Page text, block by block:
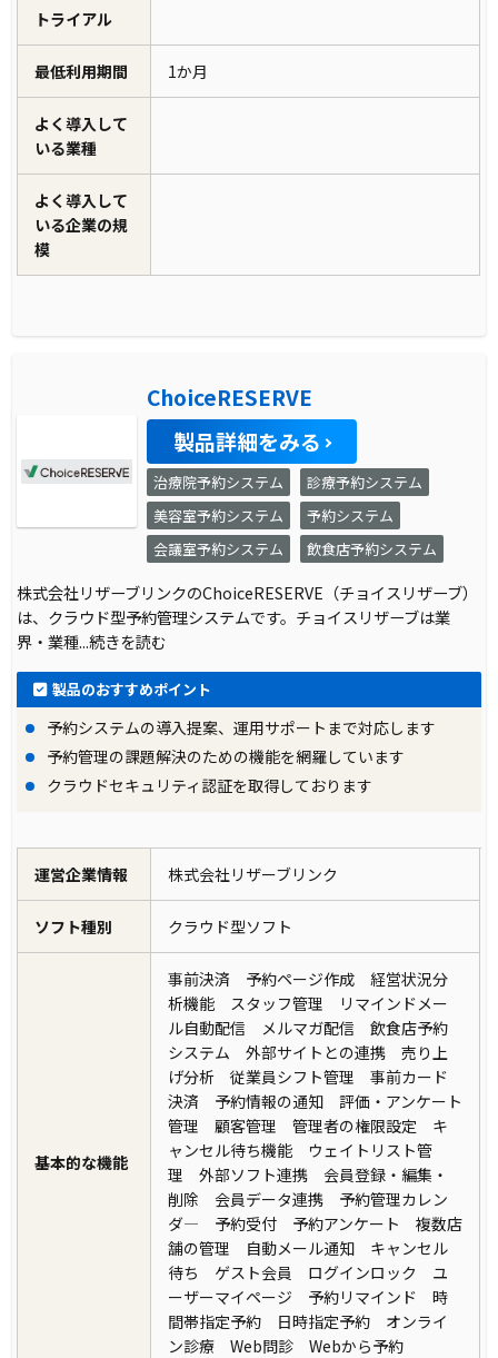
トライアル
最低利用期間 1か月
よく導入して
いる業種
よく導入して
いる企業の規
模
ChoiceRESERVE
製品詳細をみる
治療院予約システム
診療予約システム
美容室予約システム
予約システム
会議室予約システム
飲食店予約システム
株式会社リザーブリンクのChoiceRESERVE（チョイスリザーブ）
は、クラウド型予約管理システムです。チョイスリザーブは業
界・業種...続きを読む
製品のおすすめポイント
予約システムの導入提案、運用サポートまで対応します
予約管理の課題解決のための機能を網羅しています
クラウドセキュリティ認証を取得しております
運営企業情報 株式会社リザーブリンク
ソフト種別 クラウド型ソフト
基本的な機能
事前決済 予約ページ作成 経営状況分
析機能 スタッフ管理 リマインドメー
ル自動配信 メルマガ配信 飲食店予約
システム 外部サイトとの連携 売り上
げ分析 従業員シフト管理 事前カード
決済 予約情報の通知 評価・アンケート
管理 顧客管理 管理者の権限設定 キ
ャンセル待ち機能 ウェイトリスト管
理 外部ソフト連携 会員登録・編集・
削除 会員データ連携 予約管理カレン
ダ― 予約受付 予約アンケート 複数店
舗の管理 自動メール通知 キャンセル
待ち ゲスト会員 ログインロック ユ
ーザーマイページ 予約リマインド 時
間帯指定予約 日時指定予約 オンライ
ン診療 Web問診 Webから予約